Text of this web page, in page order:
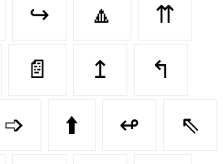
↪️ 🔼 ⇈
📄 ↥ ↰
➩ ⬆️ ↫ ⇖